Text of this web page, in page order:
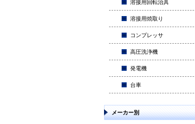
溶接用回転治具
溶接用焼取り
コンプレッサ
高圧洗浄機
発電機
台車
メーカー別